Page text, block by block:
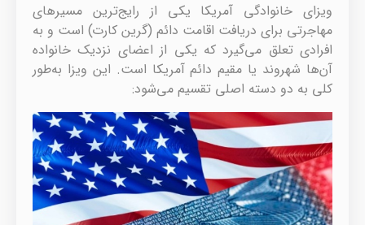
ویزای خانوادگی آمریکا یکی از رایج‌ترین مسیرهای
مهاجرتی برای دریافت اقامت دائم (گرین کارت) است و به
افرادی تعلق می‌گیرد که یکی از اعضای نزدیک خانواده
آن‌ها شهروند یا مقیم دائم آمریکا است. این ویزا به‌طور
کلی به دو دسته اصلی تقسیم می‌شود: